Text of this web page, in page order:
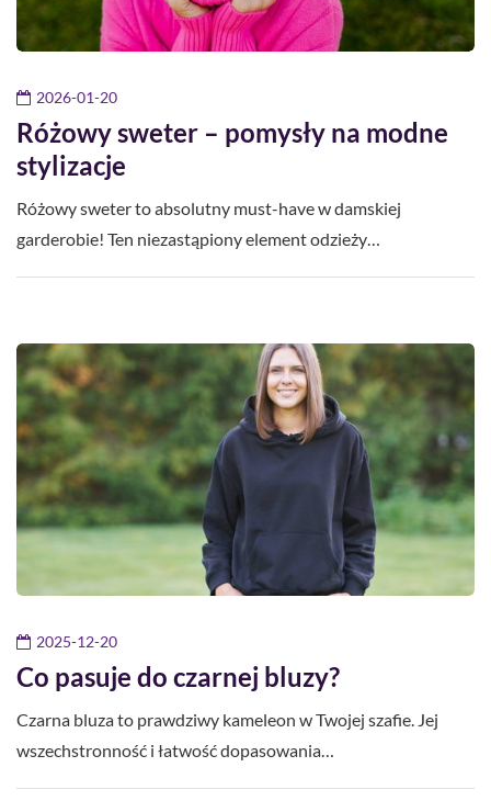
2026-01-20
Różowy sweter – pomysły na modne
stylizacje
Różowy sweter to absolutny must-have w damskiej
garderobie! Ten niezastąpiony element odzieży…
2025-12-20
Co pasuje do czarnej bluzy?
Czarna bluza to prawdziwy kameleon w Twojej szafie. Jej
wszechstronność i łatwość dopasowania…